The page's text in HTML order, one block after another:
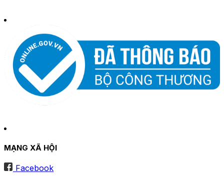
MẠNG XÃ HỘI
Facebook